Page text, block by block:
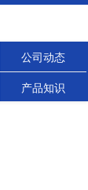
公司动态
产品知识